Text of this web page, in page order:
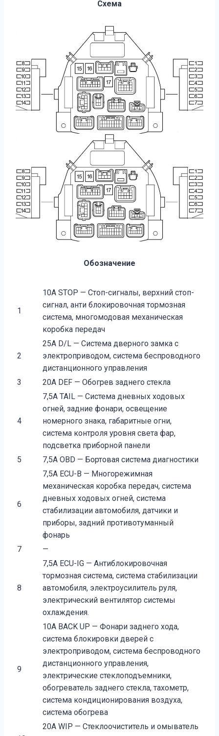
Схема
Обозначение
1
10А STOP — Стоп-сигналы, верхний стоп-
сигнал, анти блокировочная тормозная
система, многомодовая механическая
коробка передач
2
25А D/L — Система дверного замка с
электроприводом, система беспроводного
дистанционного управления
3
20A DEF — Обогрев заднего стекла
4
7,5A TAIL — Система дневных ходовых
огней, задние фонари, освещение
номерного знака, габаритные огни,
система контроля уровня света фар,
подсветка приборной панели
5
7,5A OBD — Бортовая система диагностики
6
7,5A ECU-B — Многорежимная
механическая коробка передач, система
дневных ходовых огней, система
стабилизации автомобиля, датчики и
приборы, задний противотуманный
фонарь
7
—
8
7,5A ECU-IG — Антиблокировочная
тормозная система, система стабилизации
автомобиля, электроусилитель руля,
электрический вентилятор системы
охлаждения.
9
10A BACK UP — Фонари заднего хода,
система блокировки дверей с
электроприводом, система беспроводного
дистанционного управления,
электрические стеклоподъемники,
обогреватель заднего стекла, тахометр,
система кондиционирования воздуха,
система обогрева
20A WIP — Стеклоочиститель и омыватель